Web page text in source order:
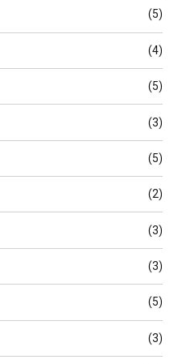
(5)
(4)
(5)
(3)
(5)
(2)
(3)
(3)
(5)
(3)